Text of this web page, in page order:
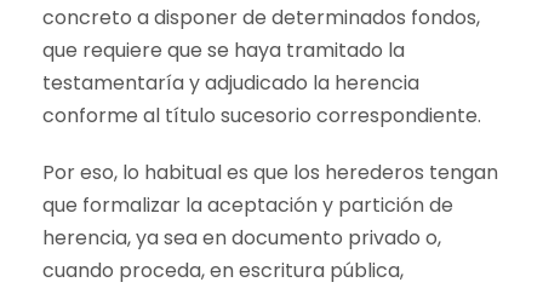
concreto a disponer de determinados fondos,
que requiere que se haya tramitado la
testamentaría y adjudicado la herencia
conforme al título sucesorio correspondiente.
Por eso, lo habitual es que los herederos tengan
que formalizar la aceptación y partición de
herencia, ya sea en documento privado o,
cuando proceda, en escritura pública,